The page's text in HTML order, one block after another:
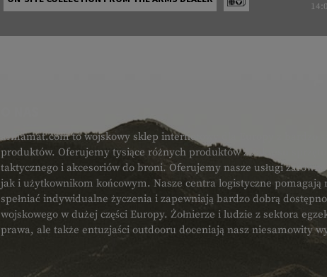
armamat.com to wojskowy sklep internetowy dla Europy z bardzo
produktów. Oferujemy tysiące różnych produktów z zakresu sprzętu
taktycznego i akcesoriów do broni. Oferujemy nasze usługi
jak i użytkownikom końcowym. Nasze centra logistyczne pomagają
spełniać indywidualne życzenia i zapewniają bardzo dobrą
wojskowego w dużej części Europy. Żołnierze i ludzie z sektora
prawa, ale także entuzjaści outdooru doceniają nasz niesamowity